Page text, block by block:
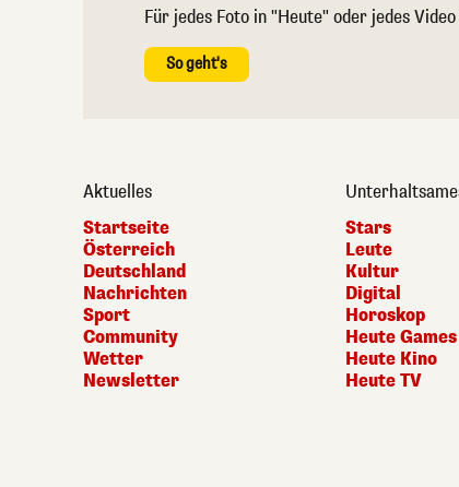
Für jedes Foto in "Heute" oder jedes
So geht's
Aktuelles
Startseite
Österreich
Deutschland
Nachrichten
Sport
Community
Wetter
Newsletter
Stars
Leute
Kultur
Digital
Horoskop
Heute Games
Heute Kino
Heute TV